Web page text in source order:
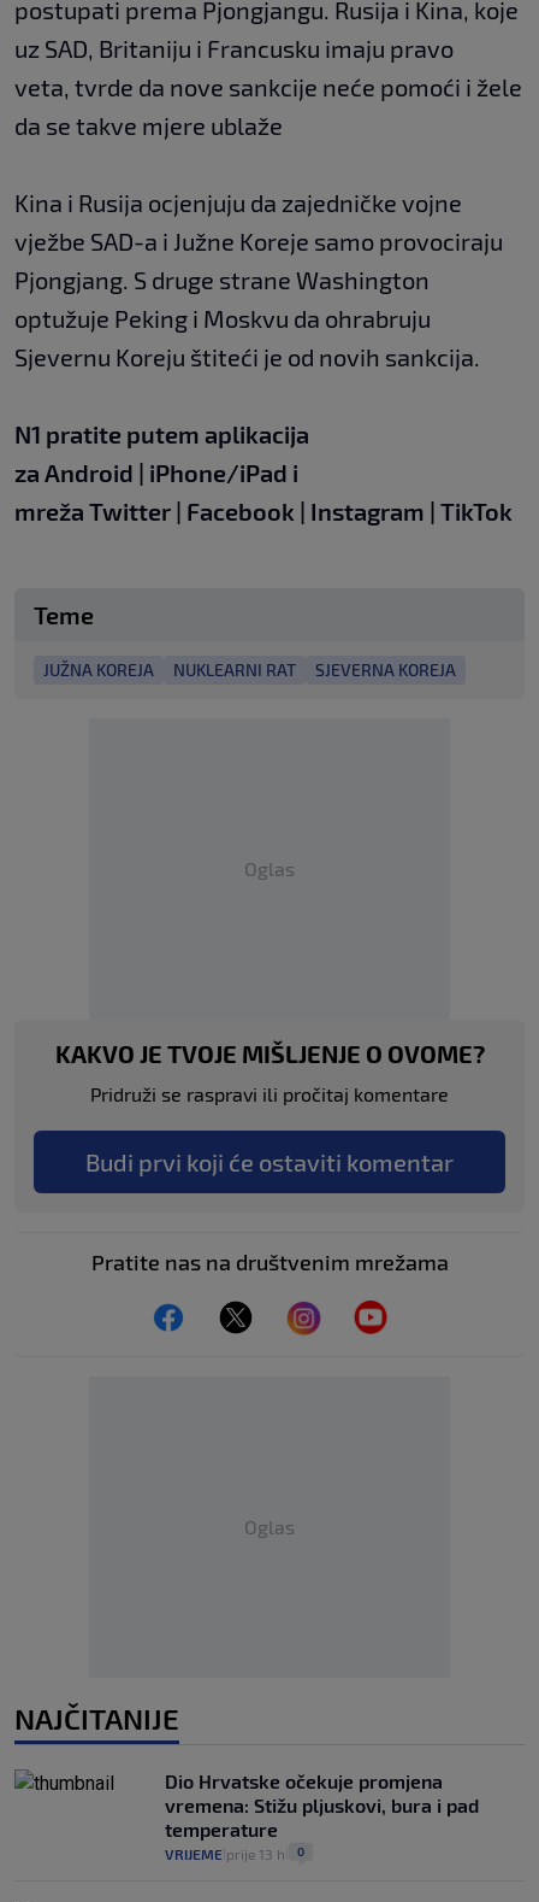
postupati prema Pjongjangu. Rusija i Kina, koje
uz SAD, Britaniju i Francusku imaju pravo
veta, tvrde da nove sankcije neće pomoći i žele
da se takve mjere ublaže
Kina i Rusija ocjenjuju da zajedničke vojne
vježbe SAD-a i Južne Koreje samo provociraju
Pjongjang. S druge strane Washington
optužuje Peking i Moskvu da ohrabruju
Sjevernu Koreju štiteći je od novih sankcija.
N1 pratite putem aplikacija
za Android | iPhone/iPad i
mreža Twitter | Facebook | Instagram | TikTok
Teme
JUŽNA KOREJA NUKLEARNI RAT SJEVERNA KOREJA
Oglas
KAKVO JE TVOJE MIŠLJENJE O OVOME?
Pridruži se raspravi ili pročitaj komentare
Budi prvi koji će ostaviti komentar
Pratite nas na društvenim mrežama
Oglas
NAJČITANIJE
Dio Hrvatske očekuje promjena
vremena: Stižu pljuskovi, bura i pad
temperature
VRIJEME prije 13 h 0